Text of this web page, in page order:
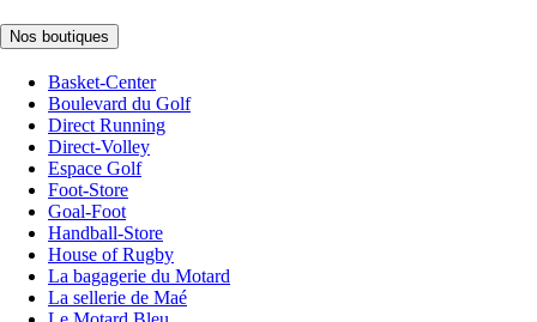
Nos boutiques
Basket-Center
Boulevard du Golf
Direct Running
Direct-Volley
Espace Golf
Foot-Store
Goal-Foot
Handball-Store
House of Rugby
La bagagerie du Motard
La sellerie de Maé